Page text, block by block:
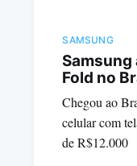
SAMSUNG
Samsung
Fold no
Chegou ao
celular com
de R$12.000